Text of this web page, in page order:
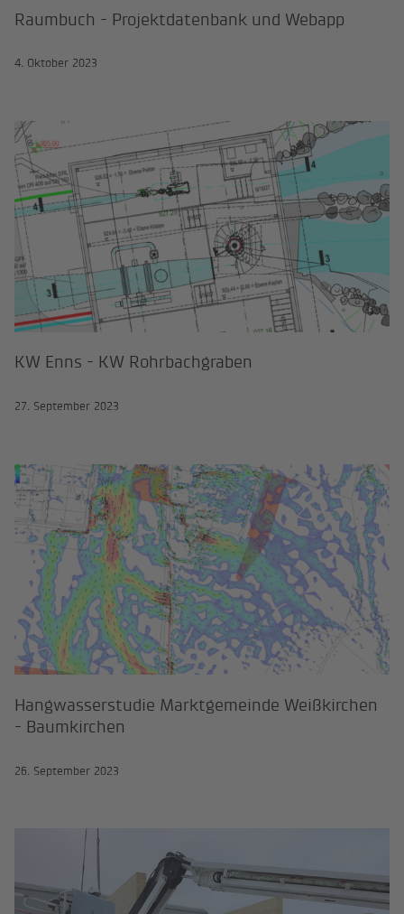
Raumbuch - Projektdatenbank und Webapp
4. Oktober 2023
KW Enns - KW Rohrbachgraben
KW Enns - KW Rohrbachgraben
27. September 2023
Hangwasserstudie
Hangwasserstudie Marktgemeinde Weißkirchen
- Baumkirchen
26. September 2023
Turnsaal der HTBLuVA in Villach